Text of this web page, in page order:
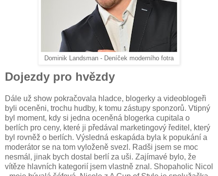
Dominik Landsman - Deníček moderního fotra
Dojezdy pro hvězdy
Dále už show pokračovala hladce, blogerky a videoblogeři
byli oceněni, trochu hudby, k tomu zástupy sponzorů. Vtipný
byl moment, kdy si jedna oceněná blogerka cupitala o
berlích pro ceny, které ji předával marketingový ředitel, který
byl rovněž o berlích. Výsledná eskapáda byla k popukání a
moderátor se na tom vyloženě svezl. Radši jsem se moc
nesmál, jinak bych dostal berlí za uši. Zajímavé bylo, že
vítěze hlavních kategorií jsem vlastně znal. Shopaholic Nicol